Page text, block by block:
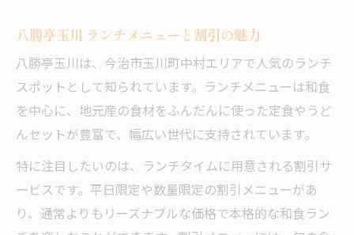
八勝亭玉川 ランチメニューと割引の魅力
八勝亭玉川は、今治市玉川町中村エリアで人気のランチ
スポットとして知られています。ランチメニューは和食
を中心に、地元産の食材をふんだんに使った定食やうど
んセットが豊富で、幅広い世代に支持されています。
特に注目したいのは、ランチタイムに用意される割引サ
ービスです。平日限定や数量限定の割引メニューがあ
り、通常よりもリーズナブルな価格で本格的な和食ラン